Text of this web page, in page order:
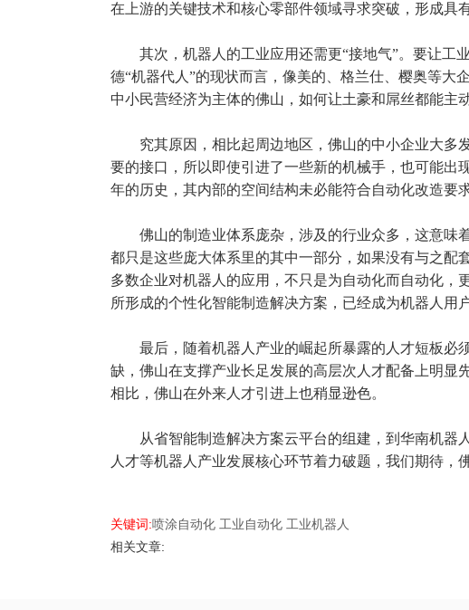
在上游的关键技术和核心零部件领域寻求突破，形成具
其次，机器人的工业应用还需更“接地气”。要让工
德“机器代人”的现状而言，像美的、格兰仕、樱奥等大
中小民营经济为主体的佛山，如何让土豪和屌丝都能主
究其原因，相比起周边地区，佛山的中小企业大多
要的接口，所以即使引进了一些新的机械手，也可能出
年的历史，其内部的空间结构未必能符合自动化改造要
佛山的制造业体系庞杂，涉及的行业众多，这意味
都只是这些庞大体系里的其中一部分，如果没有与之配
多数企业对机器人的应用，不只是为自动化而自动化
所形成的个性化智能制造解决方案，已经成为机器人用
最后，随着机器人产业的崛起所暴露的人才短板必
缺，佛山在支撑产业长足发展的高层次人才配备上明显
相比，佛山在外来人才引进上也稍显逊色。
从省智能制造解决方案云平台的组建，到华南机器
人才等机器人产业发展核心环节着力破题，我们期待，
关键词:喷涂自动化 工业自动化 工业机器人
相关文章: